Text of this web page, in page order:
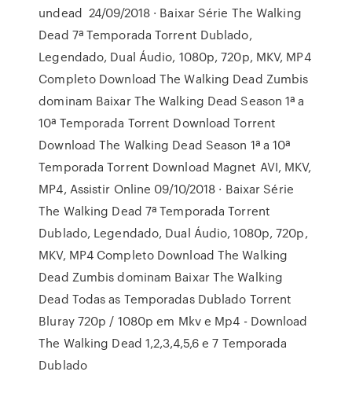
undead 24/09/2018 · Baixar Série The Walking
Dead 7ª Temporada Torrent Dublado,
Legendado, Dual Áudio, 1080p, 720p, MKV, MP4
Completo Download The Walking Dead Zumbis
dominam Baixar The Walking Dead Season 1ª a
10ª Temporada Torrent Download Torrent
Download The Walking Dead Season 1ª a 10ª
Temporada Torrent Download Magnet AVI, MKV,
MP4, Assistir Online 09/10/2018 · Baixar Série
The Walking Dead 7ª Temporada Torrent
Dublado, Legendado, Dual Áudio, 1080p, 720p,
MKV, MP4 Completo Download The Walking
Dead Zumbis dominam Baixar The Walking
Dead Todas as Temporadas Dublado Torrent
Bluray 720p / 1080p em Mkv e Mp4 - Download
The Walking Dead 1,2,3,4,5,6 e 7 Temporada
Dublado